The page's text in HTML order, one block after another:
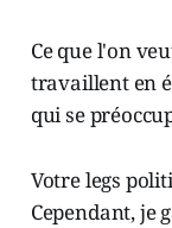
Ce que l'on
travaillent en
qui se
Votre legs
Cependant, je